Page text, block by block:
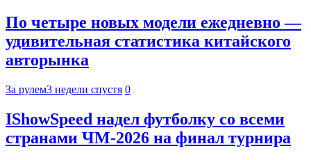
По четыре новых модели ежедневно —
удивительная статистика китайского
авторынка
За рулем3 недели спустя 0
IShowSpeed надел футболку со всеми
странами ЧМ-2026 на финал турнира